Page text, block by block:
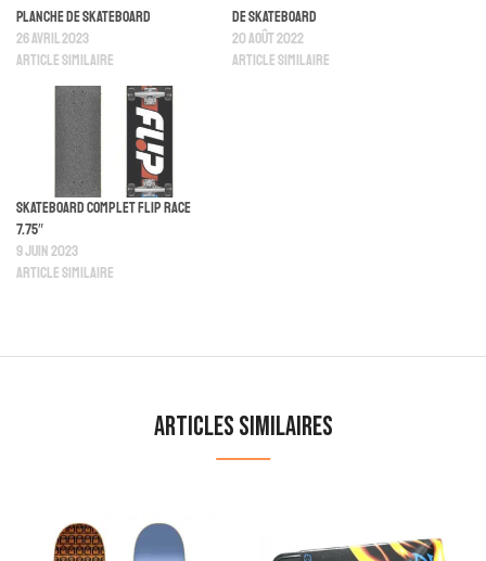
Planche De Skateboard
26 avril 2023
Article similaire
De Skateboard
20 août 2022
Article similaire
Skateboard Complet Flip Race
7.75″
9 juin 2023
Article similaire
Articles similaires